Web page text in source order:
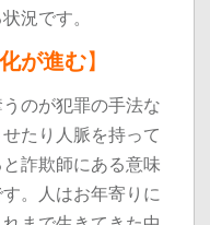
況です。
が進む】
のが犯罪の手法な
たり人脈を持って
詐欺師にある意味
。
人はお年寄りに